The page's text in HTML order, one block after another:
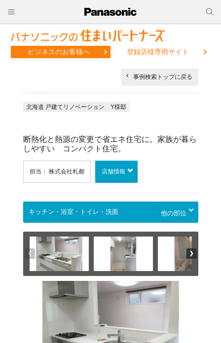
ビジネスのお客様へ 登録店様専用サイト
事例検索トップに戻る
北海道 戸建てリノベーション Y様邸
断熱化と熱源の変更で省エネ住宅に。家族が暮ら
しやすい コンパクト住宅。
担当： 株式会社札都 店舗情報
他の部位